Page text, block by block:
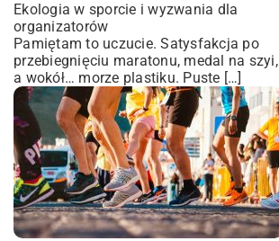
Ekologia w sporcie i wyzwania dla
organizatorów
Pamiętam to uczucie. Satysfakcja po
przebiegnięciu maratonu, medal na szyi,
a wokół… morze plastiku. Puste […]